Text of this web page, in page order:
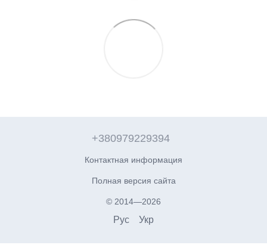
+380979229394
Контактная информация
Полная версия сайта
© 2014—2026
Рус Укр